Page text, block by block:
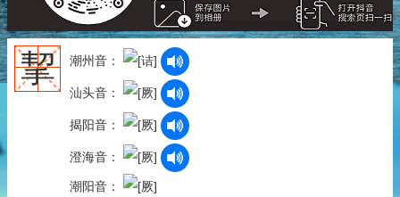
挈 潮州音：
汕头音：
揭阳音：
澄海音：
潮阳音：